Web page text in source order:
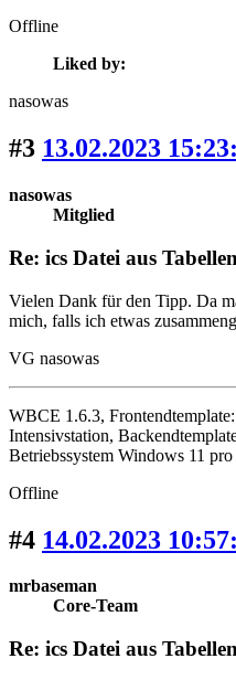
Offline
Liked by:
nasowas
#3 13.02.2023
nasowas
Mitglied
Re: ics Datei aus
Vielen Dank für den Tipp. Da
mich, falls ich etwas
VG nasowas
WBCE 1.6.3,
Intensivstation,
Betriebssystem Windows 11 pro
Offline
#4 14.02.2023
mrbaseman
Core-Team
Re: ics Datei aus